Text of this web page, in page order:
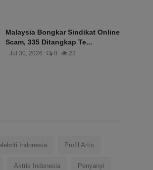
Malaysia Bongkar Sindikat Online
Scam, 335 Ditangkap Te...
Jul 30, 2026 0 23
Indonesia Profil Artis
Aktris Indonesia Penyanyi